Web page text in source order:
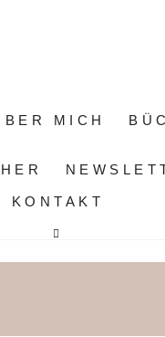
MICH
KONTAKT